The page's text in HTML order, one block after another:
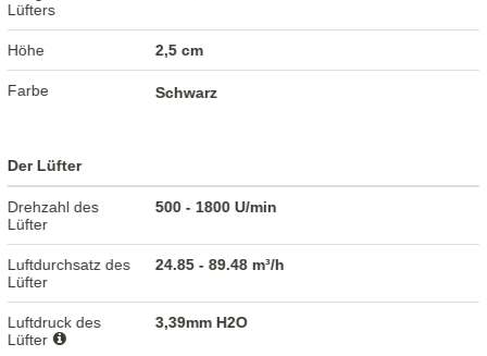
Lüfters
Höhe 2,5 cm
Farbe Schwarz
Der Lüfter
Drehzahl des
Lüfter
500 - 1800 U/min
Luftdurchsatz des
Lüfter
24.85 - 89.48 m³/h
Luftdruck des
Lüfter
3,39mm H2O